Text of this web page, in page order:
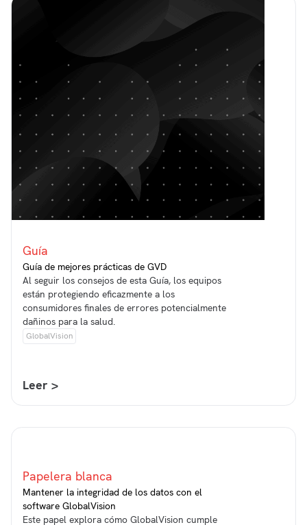
Guía
Guía de mejores prácticas de GVD
Al seguir los consejos de esta Guía, los equipos
están protegiendo eficazmente a los
consumidores finales de errores potencialmente
dañinos para la salud.
GlobalVision
Leer >
Papelera blanca
Mantener la integridad de los datos con el
software GlobalVision
Este papel explora cómo GlobalVision cumple